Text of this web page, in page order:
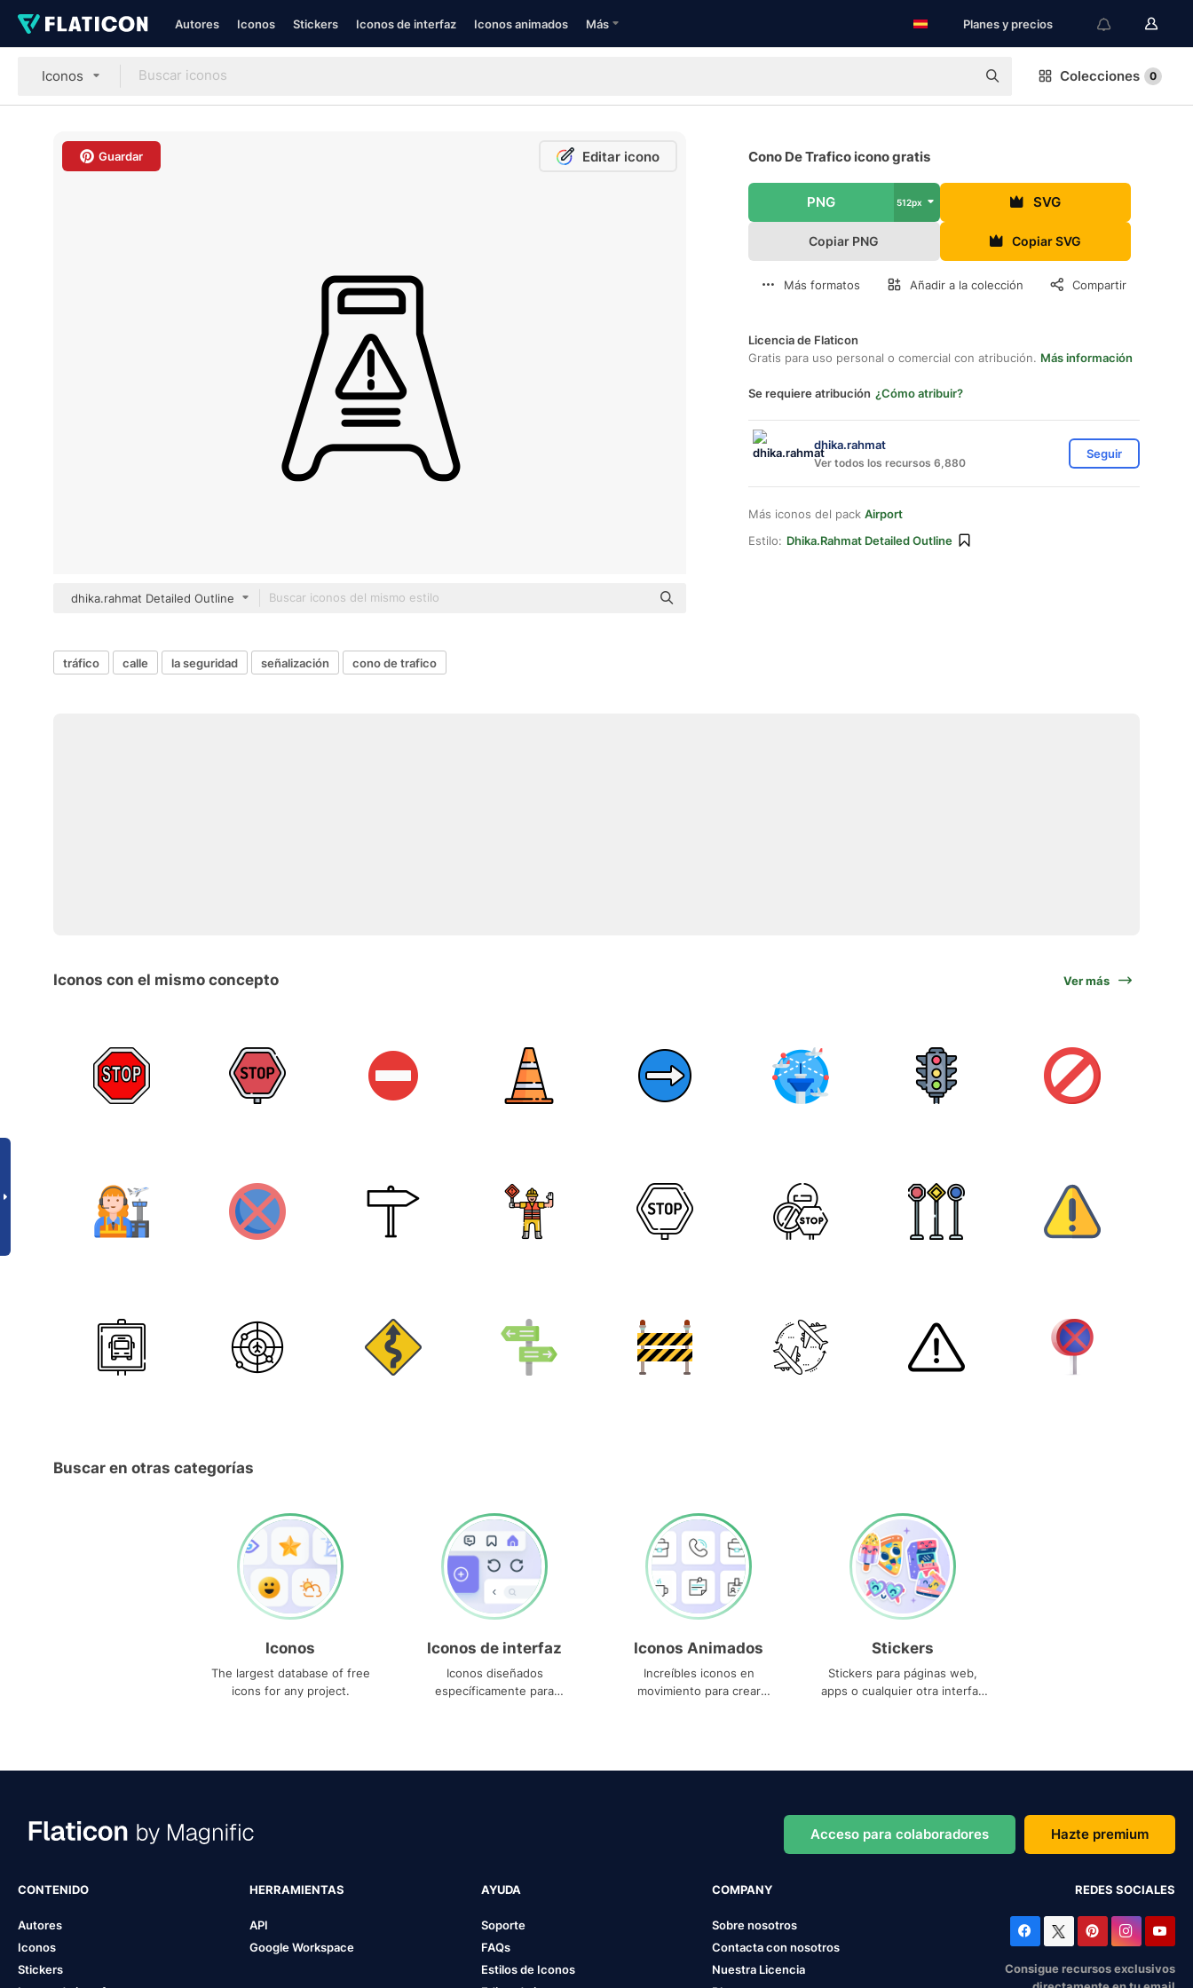
Autores Iconos Stickers Iconos de interfaz Iconos animados Más Planes y precios
Iconos Colecciones 0
Guardar Editar icono
dhika.rahmat Detailed Outline
Cono De Trafico icono gratis
PNG 512px SVG
Copiar PNG Copiar SVG
Más formatos Añadir a la colección Compartir
Licencia de Flaticon
Gratis para uso personal o comercial con atribución. Más información
Se requiere atribución ¿Cómo atribuir?
dhika.rahmat
Ver todos los recursos 6,880
Seguir
Más iconos del pack Airport
Estilo: Dhika.rahmat Detailed Outline
tráfico calle la seguridad señalización cono de trafico
Iconos con el mismo concepto Ver más
Buscar en otras categorías
Iconos
The largest database of free
icons for any project.
Iconos de interfaz
Iconos diseñados
específicamente para
Iconos Animados
Increíbles iconos en
movimiento para crear
Stickers
Stickers para páginas web,
apps o cualquier otra interfaz
Acceso para colaboradores Hazte premium
CONTENIDO
Autores
Iconos
Stickers
HERRAMIENTAS
API
Google Workspace
AYUDA
Soporte
FAQs
Estilos de Iconos
COMPANY
Sobre nosotros
Contacta con nosotros
Nuestra Licencia
REDES SOCIALES
Consigue recursos exclusivos